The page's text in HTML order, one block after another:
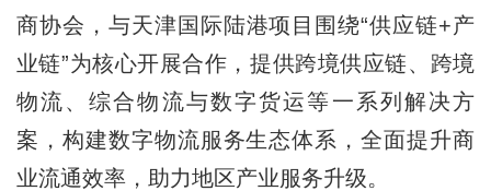
商协会，与天津国际陆港项目围绕“供应链+产
业链”为核心开展合作，提供跨境供应链、跨境
物流、综合物流与数字货运等一系列解决方
案，构建数字物流服务生态体系，全面提升商
业流通效率，助力地区产业服务升级。